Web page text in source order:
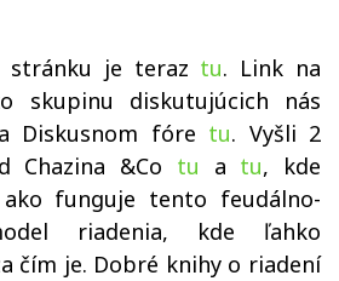
stránku je teraz tu. Link na
skupinu diskutujúcich nás
Diskusnom fóre tu. Vyšli 2
Chazina &Co tu a tu, kde
funguje tento feudálno-
riadenia, kde ľahko
čím je. Dobré knihy o riadení